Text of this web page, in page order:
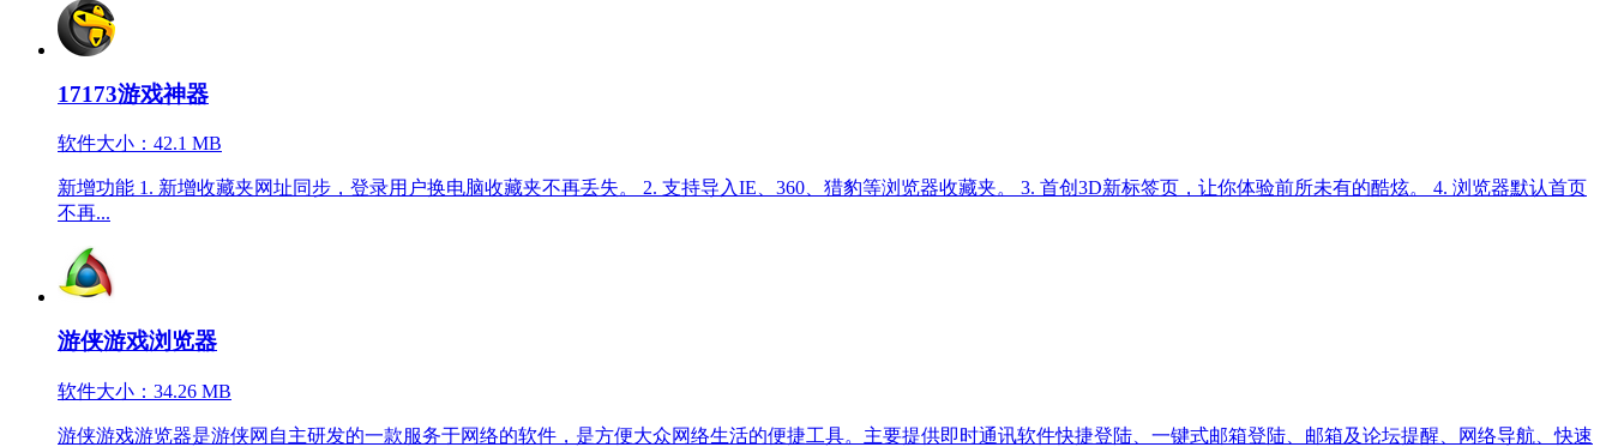
17173游戏神器
软件大小：42.1 MB
新增功能 1. 新增收藏夹网址同步，登录用户换电脑收藏夹不再丢失。 2. 支持导入IE、360、猎豹等浏览器收藏夹。 3. 首创3D新标签页，让你体验前所未有的酷炫。 4. 浏览器默认首页
不再...
游侠游戏浏览器
软件大小：34.26 MB
游侠游戏游览器是游侠网自主研发的一款服务于网络的软件，是方便大众网络生活的便捷工具。主要提供即时通讯软件快捷登陆、一键式邮箱登陆、邮箱及论坛提醒、网络导航、快速